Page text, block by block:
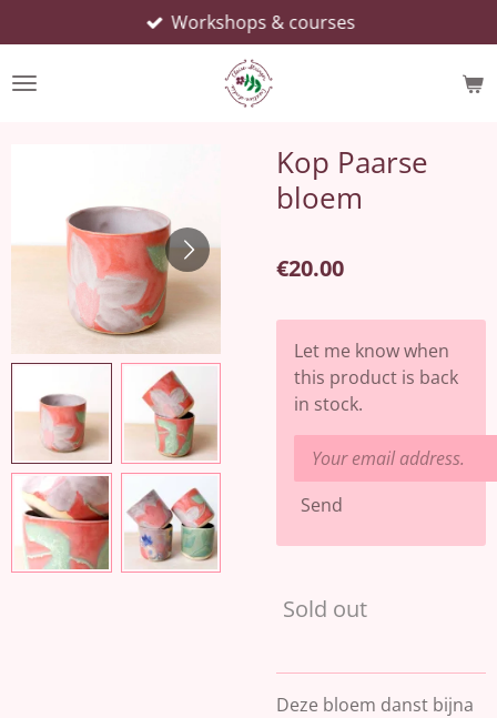
to
main
Workshops & courses
Kop Paarse
bloem
€20.00
Let me know when
this product is back
in stock.
Send
Sold out
Deze bloem danst bijna